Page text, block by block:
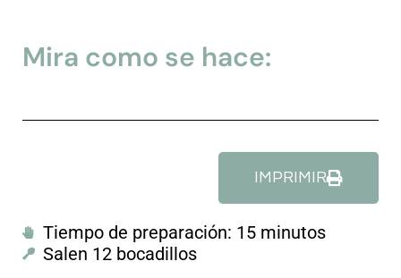
Mira como se hace:
IMPRIMIR
Tiempo de preparación: 15 minutos
Salen 12 bocadillos